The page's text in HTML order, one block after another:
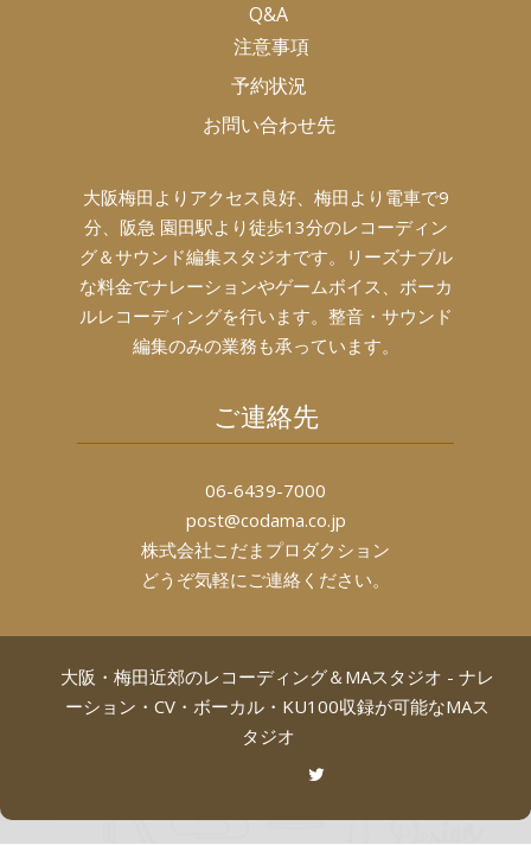
Q&A
注意事項
予約状況
お問い合わせ先
大阪梅田よりアクセス良好、梅田より電車で9
分、阪急 園田駅より徒歩13分のレコーディン
グ＆サウンド編集スタジオです。リーズナブル
な料金でナレーションやゲームボイス、ボーカ
ルレコーディングを行います。整音・サウンド
編集のみの業務も承っています。
ご連絡先
06-6439-7000
post@codama.co.jp
株式会社こだまプロダクション
どうぞ気軽にご連絡ください。
大阪・梅田近郊のレコーディング＆MAスタジオ - ナレ
ーション・CV・ボーカル・KU100収録が可能なMAス
タジオ